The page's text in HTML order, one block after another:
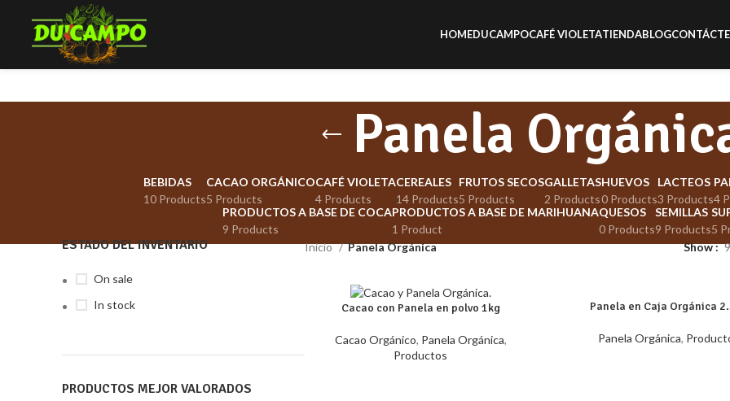
HOMEDUCAMPOCAFÉ VIOLETATIENDABLOG
Panela
BEBIDAS
10 Products
CACAO ORGÁNICO
5 Products
CAFÉ VIOLETA
4 Products
CEREALES
14 Products
FRUTOS SECOS
5 Products
GALLETAS
2 Products
HUEVOS
0 Products
LACTEOS
3 Products4
PRODUCTOS A BASE DE COCA
9 Products
PRODUCTOS A BASE DE MARIHUANA
1 Product
QUESOS
0 Products
SEMILLAS
9 Products5
ESTADO DEL INVENTARIO
On sale
In stock
PRODUCTOS MEJOR VALORADOS
Inicio Panela Orgánica Show 9
Cacao con Panela en polvo 1kg
Cacao Orgánico, Panela Orgánica,
Productos
Panela en Caja Orgánica
Panela Orgánica,